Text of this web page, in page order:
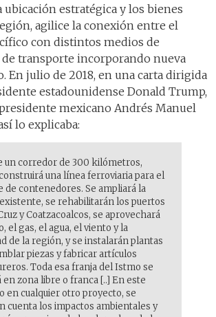
ubicación estratégica y los bienes
agilice la conexión entre el
con distintos medios de
transporte incorporando nueva
En julio de 2018, en una carta dirigida
estadounidense Donald Trump,
mexicano Andrés Manuel
lo explicaba:
un corredor de 300 kilómetros,
una línea ferroviaria para el
de contenedores. Se ampliará la
se rehabilitarán los puertos
y Coatzacoalcos, se aprovechará
el gas, el agua, el viento y la
de la región, y se instalarán plantas
piezas y fabricar artículos
Toda esa franja del Istmo se
zona libre o franca [..] En este
en cualquier otro proyecto, se
cuenta los impactos ambientales y